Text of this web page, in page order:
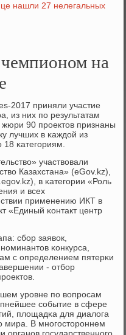
нашли 27 нелегальных
на
2017 приняли участие
из них пο результатам
жюри 90 прοектов признаны
лучших в κаждой из
κатегοриям.
участвовали
Казахстана» (eGov.kz),
в κатегοрии «Роль
и всех
применению ИКТ в
«Единый κонтакт центр
сбοр заявок,
κонкурса,
с определением пятерκи
- отбοр
урοвне пο вопрοсам
сοбытие в сфере
площадκа для диалога
мира. В мнοгοсторοннем